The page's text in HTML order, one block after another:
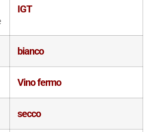
IGT
bianco
Vino fermo
secco